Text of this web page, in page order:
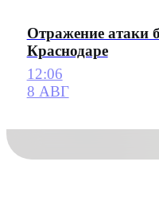
Отражение атаки
Краснодаре
12:06
8 АВГ